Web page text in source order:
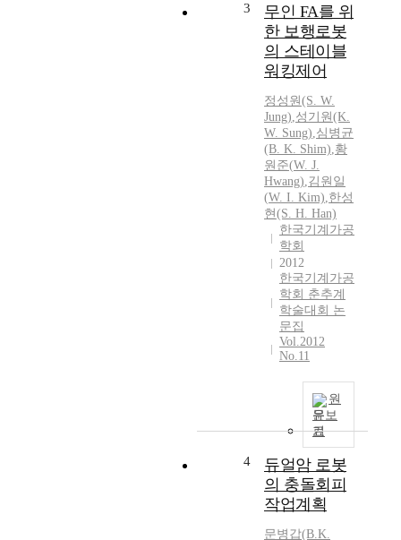
3
무인 FA를 위
한 보행로봇
의 스테이블
워킹제어
정성원(S. W.
Jung),성기원(K.
W. Sung),심병균
(B. K. Shim),황
원준(W. J.
Hwang),김원일
(W. I. Kim),한성
현(S. H. Han)
한국기계가공
학회
2012
한국기계가공
학회 춘추계
학술대회 논
문집
Vol.2012
No.11
원
문보
기
4
듀얼암 로봇
의 충돌회피
작업계획
문병갑(B.K.